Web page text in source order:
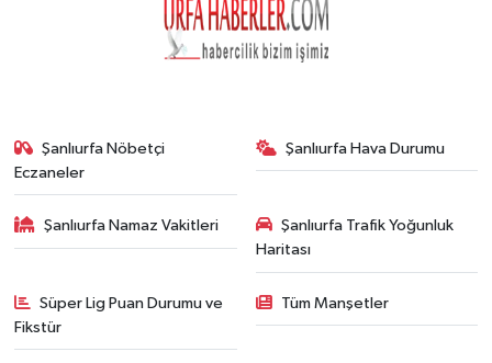
Şanlıurfa Nöbetçi
Eczaneler
Şanlıurfa Hava Durumu
Şanlıurfa Namaz Vakitleri
Şanlıurfa Trafik Yoğunluk
Haritası
Süper Lig Puan Durumu ve
Fikstür
Tüm Manşetler